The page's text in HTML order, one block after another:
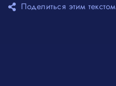
Поделиться этим текстом